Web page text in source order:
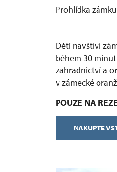
Prohlídka
Děti navštíví
během 30
zahradnictví a
v zámecké
POUZE NA
NAKUPTE